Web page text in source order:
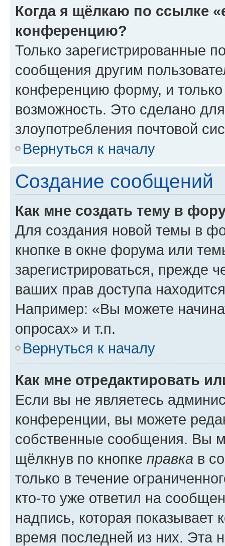
Когда я щёлкаю по ссылке
конференцию?
Только зарегистрированные
сообщения другим
конференцию форму, и
возможность. Это сделано
злоупотребления почтовой
Вернуться к началу
Создание сообщений
Как мне создать тему в
Для создания новой темы в
кнопке в окне форума или
зарегистрироваться, прежде
ваших прав доступа
Например: «Вы можете
опросах» и т.п.
Вернуться к началу
Как мне отредактировать
Если вы не являетесь
конференции, вы можете
собственные сообщения. Вы
щёлкнув по кнопке правка в
только в течение
кто-то уже ответил на
надпись, которая показывает
время последней из них. Эта